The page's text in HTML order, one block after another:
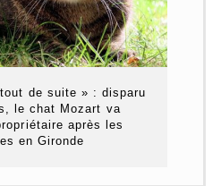
de suite » : disparu
le chat Mozart va
après les
en Gironde